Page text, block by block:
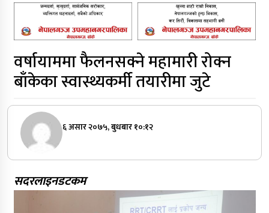
वर्षायाममा फैलनसक्ने महामारी रोक्न
बाँकेका स्वास्थ्यकर्मी तयारीमा जुटे
६ असार २०७५, बुधबार १०:१२
सदरलाइनडटकम